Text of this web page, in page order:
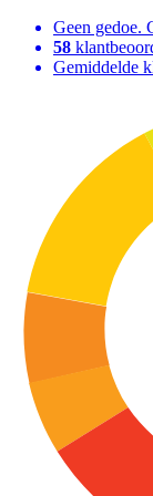
Geen gedoe.
58
Gemiddelde